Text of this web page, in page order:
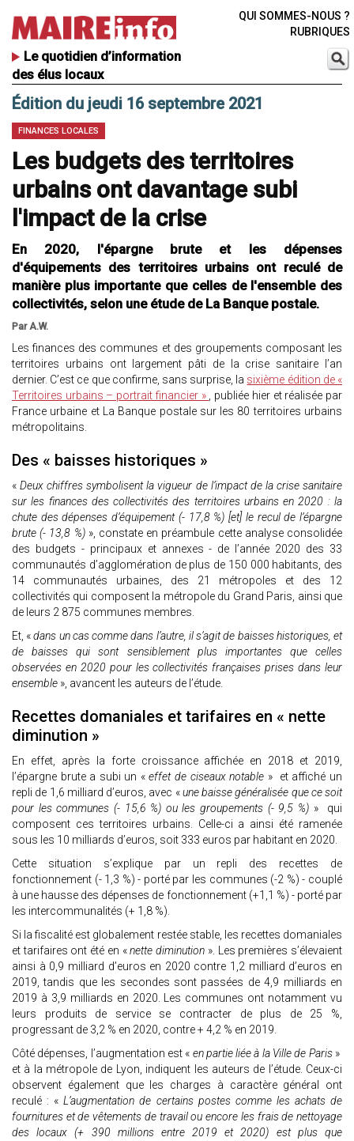
Le quotidien d’information
des élus locaux
QUI SOMMES-NOUS ?
RUBRIQUES
Édition du jeudi 16 septembre 2021
FINANCES LOCALES
Les budgets des territoires
urbains ont davantage subi
l'impact de la crise
En 2020, l'épargne brute et les dépenses
d'équipements des territoires urbains ont reculé de
manière plus importante que celles de l'ensemble des
collectivités, selon une étude de La Banque postale.
Par A.W.
Les finances des communes et des groupements composant les
territoires urbains ont largement pâti de la crise sanitaire l’an
dernier. C’est ce que confirme, sans surprise, la sixième édition de «
Territoires urbains – portrait financier » , publiée hier et réalisée par
France urbaine et La Banque postale sur les 80 territoires urbains
métropolitains.
Des « baisses historiques »
«Deux chiffres symbolisent la vigueur de l’impact de la crise sanitaire
sur les finances des collectivités des territoires urbains en 2020 : la
chute des dépenses d’équipement (- 17,8 %) [et] le recul de l’épargne
brute (- 13,8 %) », constate en préambule cette analyse consolidée
des budgets - principaux et annexes - de l’année 2020 des 33
communautés d’agglomération de plus de 150 000 habitants, des
14 communautés urbaines, des 21 métropoles et des 12
collectivités qui composent la métropole du Grand Paris, ainsi que
de leurs 2 875 communes membres.
Et, «dans un cas comme dans l’autre, il s’agit de baisses historiques, et
de baisses qui sont sensiblement plus importantes que celles
observées en 2020 pour les collectivités françaises prises dans leur
ensemble », avancent les auteurs de l’étude.
Recettes domaniales et tarifaires en « nette
diminution »
En effet, après la forte croissance affichée en 2018 et 2019,
l’épargne brute a subi un «effet de ciseaux notable » et affiché un
repli de 1,6 milliard d’euros, avec «une baisse généralisée que ce soit
pour les communes (- 15,6 %) ou les groupements (- 9,5 %) » qui
composent ces territoires urbains. Celle-ci a ainsi été ramenée
sous les 10 milliards d’euros, soit 333 euros par habitant en 2020.
Cette situation s’explique par un repli des recettes de
fonctionnement (- 1,3 %) - porté par les communes (-2 %) - couplé
à une hausse des dépenses de fonctionnement (+1,1 %) - porté par
les intercommunalités (+ 1,8 %).
Si la fiscalité est globalement restée stable, les recettes domaniales
et tarifaires ont été en «nette diminution ». Les premières s’élevaient
ainsi à 0,9 milliard d’euros en 2020 contre 1,2 milliard d’euros en
2019, tandis que les secondes sont passées de 4,9 milliards en
2019 à 3,9 milliards en 2020. Les communes ont notamment vu
leurs produits de service se contracter de plus de 25 %,
progressant de 3,2 % en 2020, contre + 4,2 % en 2019.
Côté dépenses, l’augmentation est « en partie liée à la Ville de Paris»
et à la métropole de Lyon, indiquent les auteurs de l’étude. Ceux-ci
observent également que les charges à caractère général ont
reculé : «L’augmentation de certains postes comme les achats de
fournitures et de vêtements de travail ou encore les frais de nettoyage
des locaux (+ 390 millions entre 2019 et 2020) est plus que